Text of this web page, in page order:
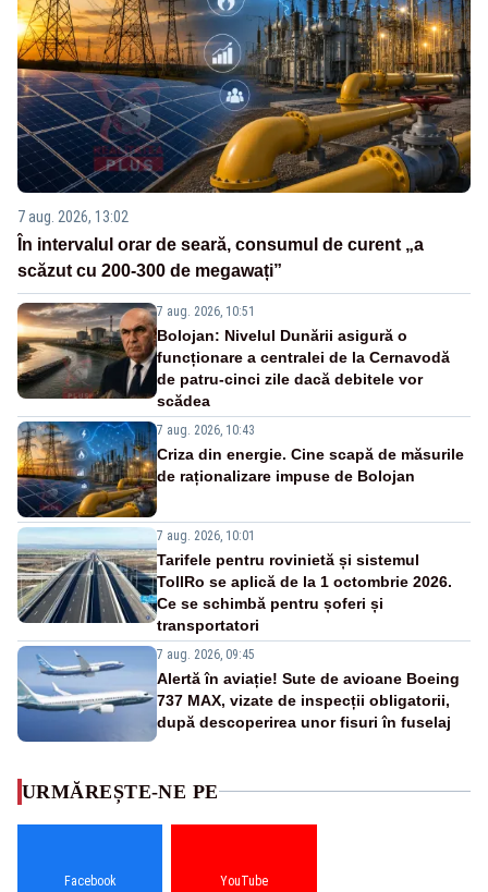
7 aug. 2026, 13:02
În intervalul orar de seară, consumul de curent „a
scăzut cu 200-300 de megawați”
7 aug. 2026, 10:51
Bolojan: Nivelul Dunării asigură o
funcționare a centralei de la Cernavodă
de patru-cinci zile dacă debitele vor
scădea
7 aug. 2026, 10:43
Criza din energie. Cine scapă de măsurile
de raționalizare impuse de Bolojan
7 aug. 2026, 10:01
Tarifele pentru rovinietă și sistemul
TollRo se aplică de la 1 octombrie 2026.
Ce se schimbă pentru șoferi și
transportatori
7 aug. 2026, 09:45
Alertă în aviație! Sute de avioane Boeing
737 MAX, vizate de inspecții obligatorii,
după descoperirea unor fisuri în fuselaj
URMĂREȘTE-NE PE
Facebook YouTube